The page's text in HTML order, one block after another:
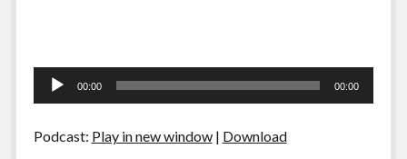
Tocador
00:00 00:00
Podcast: Play in new window| Download